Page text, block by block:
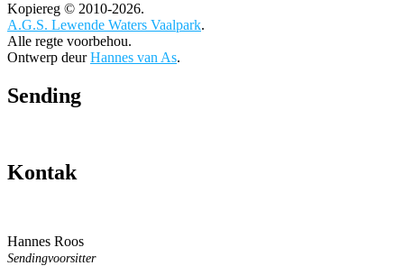
Kopiereg © 2010-2026.
A.G.S. Lewende Waters Vaalpark.
Alle regte voorbehou.
Ontwerp deurHannes van As.
Sending
Kontak
Hannes Roos
Sendingvoorsitter